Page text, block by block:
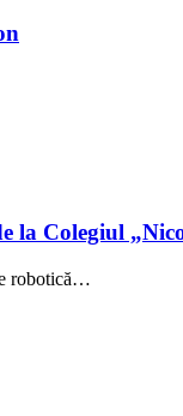
Colegiul
robotică…